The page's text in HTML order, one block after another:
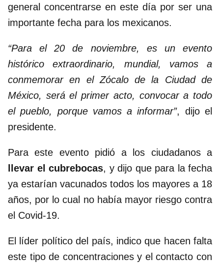
general concentrarse en este día por ser una
importante fecha para los mexicanos.
“Para el 20 de noviembre, es un evento
histórico extraordinario, mundial, vamos a
conmemorar en el Zócalo de la Ciudad de
México, será el primer acto, convocar a todo
el pueblo, porque vamos a informar”, dijo el
presidente.
Para este evento pidió a los ciudadanos a
llevar el cubrebocas, y dijo que para la fecha
ya estarían vacunados todos los mayores a 18
años, por lo cual no había mayor riesgo contra
el Covid-19.
El líder político del país, indico que hacen falta
este tipo de concentraciones y el contacto con